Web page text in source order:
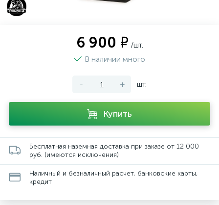
6 900 ₽ /шт.
В наличии много
- + шт.
Купить
Бесплатная наземная доставка при заказе от 12 000
руб. (имеются исключения)
Наличный и безналичный расчет, банковские карты,
кредит